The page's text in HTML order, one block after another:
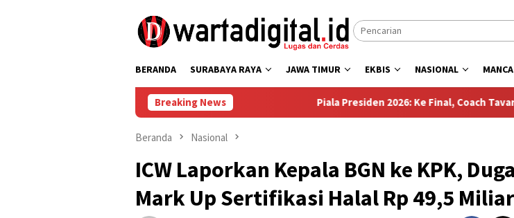
BERANDA SURABAYA RAYA JAWA TIMUR EKBIS NASIONAL MANCA
Breaking News Piala Presiden 2026: Ke Final, Coach Tavares Puji
Beranda Nasional
ICW Laporkan Kepala BGN ke KPK,
Mark Up Sertifikasi Halal Rp 49,5 Miliar